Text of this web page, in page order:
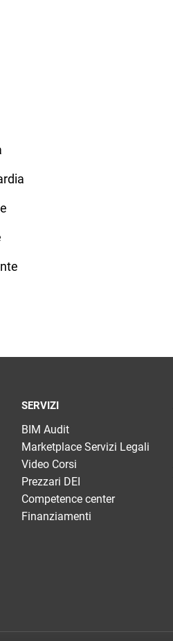
SERVIZI
BIM Audit
Marketplace Servizi Legali
Video Corsi
Prezzari DEI
Competence center
Finanziamenti